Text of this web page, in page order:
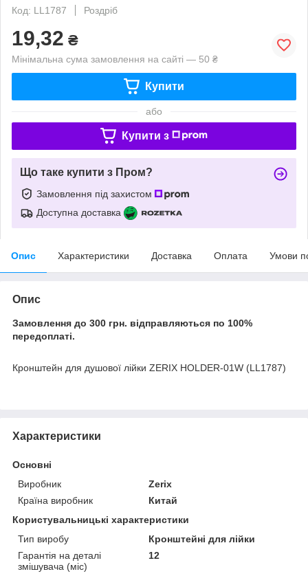
Код: LL1787
Роздріб
19,32 ₴
Мінімальна сума замовлення на сайті — 50 ₴
Купити
або
Купити з
Що таке купити з Пром?
Замовлення під захистом
Доступна доставка
Опис Характеристики Доставка Оплата Умови
Опис
Замовлення до 300 грн. відправляються по 100%
передоплаті.
Кронштейн для душової лійки ZERIX HOLDER-01W (LL1787)
Характеристики
Основні
Виробник
Zerix
Країна виробник
Китай
Користувальницькі характеристики
Тип виробу
Кронштейні для лійки
Гарантія на деталі
змішувача (міс)
12